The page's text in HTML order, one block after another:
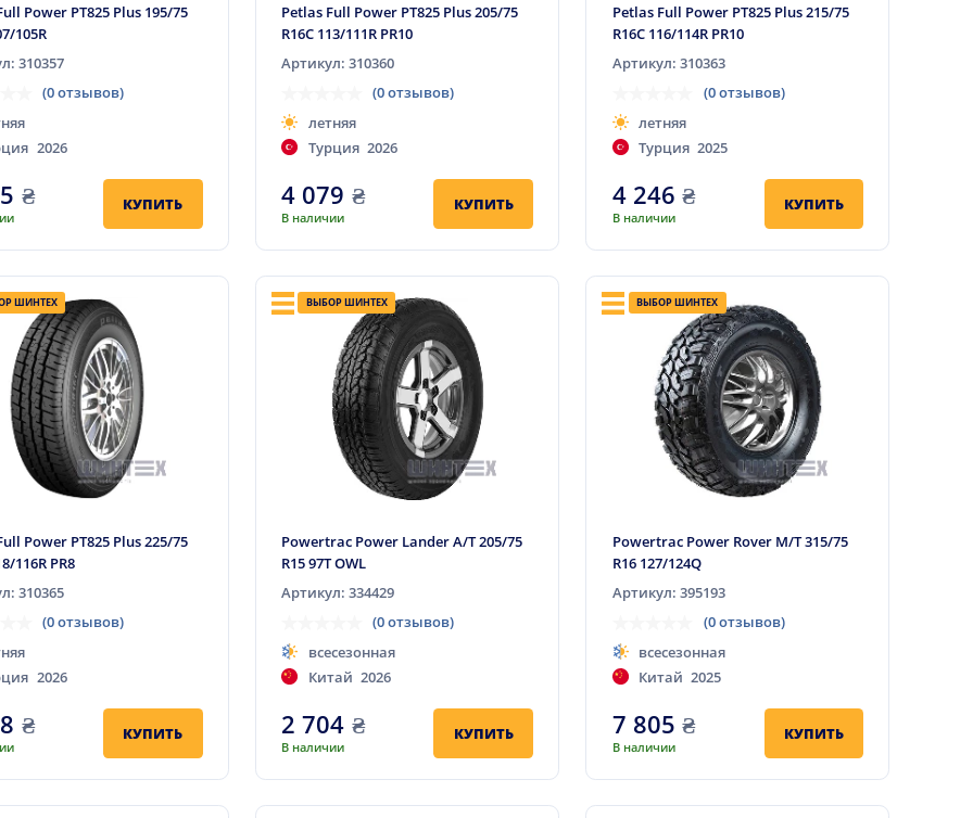
Power PT825 Plus 195/75
105R
310357
(0 отзывов)
2026
₴ КУПИТЬ
Petlas Full Power PT825 Plus 205/75
R16C 113/111R PR10
Артикул: 310360
(0 отзывов)
летняя
Турция 2026
4 079 ₴
В наличии
КУПИТЬ
Petlas Full Power PT825 Plus 215/75
R16C 116/114R PR10
Артикул: 310363
(0 отзывов)
летняя
Турция 2025
4 246 ₴
В наличии
КУПИТЬ
ШИНТЕХ
Power PT825 Plus 225/75
116R PR8
310365
(0 отзывов)
2026
₴ КУПИТЬ
ВЫБОР ШИНТЕХ
Powertrac Power Lander A/T 205/75
R15 97T OWL
Артикул: 334429
(0 отзывов)
всесезонная
Китай 2026
2 704 ₴
В наличии
КУПИТЬ
ВЫБОР ШИНТЕХ
Powertrac Power Rover M/T 315/75
R16 127/124Q
Артикул: 395193
(0 отзывов)
всесезонная
Китай 2025
7 805 ₴
В наличии
КУПИТЬ